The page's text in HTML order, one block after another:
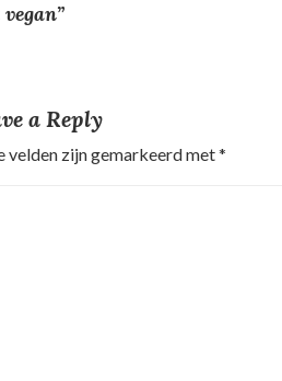
”
a Reply
velden zijn gemarkeerd met*